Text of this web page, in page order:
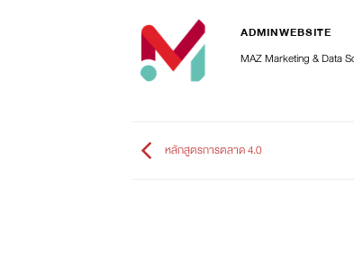
ADMINWEBSITE
MAZ Marketing & Data
หลักสูตรการตลาด 4.0